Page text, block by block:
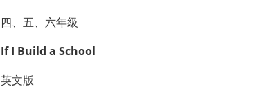
四、五、六年級
If I Build a School
英文版